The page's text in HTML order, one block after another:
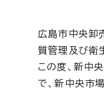
広島市中央卸
質管理及び衛
この度、新中
で、新中央市